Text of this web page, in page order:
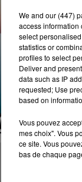
We and our (447)
access information
select
statistics or
profiles to select
Deliver and
data such as IP
requested; Use
based on
Vous pouvez
mes choix". Vous
ce site. Vous
bas de chaque